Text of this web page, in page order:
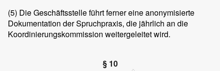
(5) Die Geschäftsstelle führt ferner eine anonymisierte
Dokumentation der Spruchpraxis, die jährlich an die
Koordinierungskommission weitergeleitet wird.
§ 10